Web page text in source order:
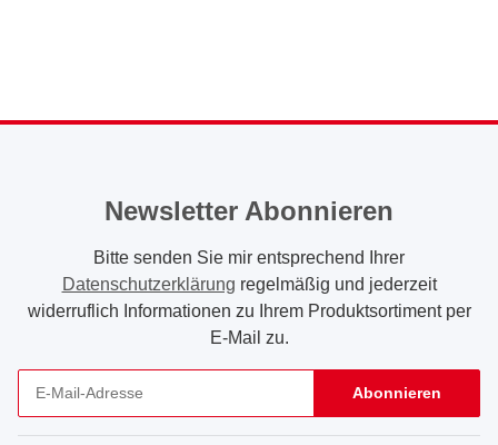
Newsletter Abonnieren
Bitte senden Sie mir entsprechend Ihrer
Datenschutzerklärung regelmäßig und jederzeit
widerruflich Informationen zu Ihrem Produktsortiment per
E-Mail zu.
Abonnieren